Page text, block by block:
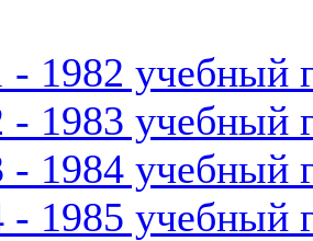
- 1982 учебный
- 1983 учебный
- 1984 учебный
- 1985 учебный